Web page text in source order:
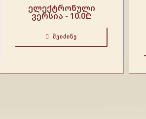
ელექტრონული
ვერსია - 10.0₾
ᲨᲔᲘᲫᲘᲜᲔ